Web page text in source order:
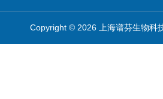
Copyright © 2026 上海谱芬生物科